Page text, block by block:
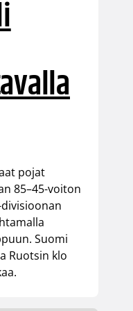
pojat
85–45-voiton
Suomi
Ruotsin klo